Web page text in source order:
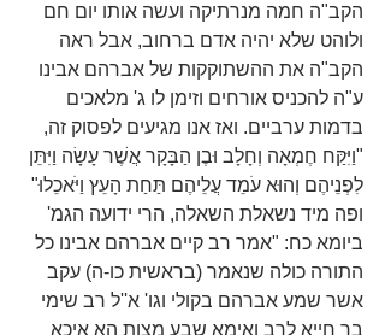
הקב"ה חמה מנרתיקה ועשה אותו יום חם
ולוהט שלא יהיה אדם ברחוב, אבל ראה
הקב"ה את ההשתוקקות של אברהם אבינו
ע"ה להכניס אורחים וזימן לו ג' מלאכים
בדמות ערביים. ואז אנו מגיעים לפסוק זה,
"וַיִּקַּח חֶמְאָה וְחָלָב וּבֶן הַבָּקָר אֲשֶׁר עָשָׂה וַיִּתֵּן
לִפְנֵיהֶם וְהוּא עֹמֵד עֲלֵיהֶם תַּחַת הָעֵץ וַיֹּאכֵלוּ"
ופה מיד נשאלת השאלה, הרי ידועה הגמ'
ביומא כח: "אמר רב קיים אברהם אבינו כל
התורה כולה שנאמר (בראשית כו-ה) עקב
אשר שמע אברהם בקולי וגו' א''ל רב שימי
בר חייא לרב ואימא שבע מצות הא איכא